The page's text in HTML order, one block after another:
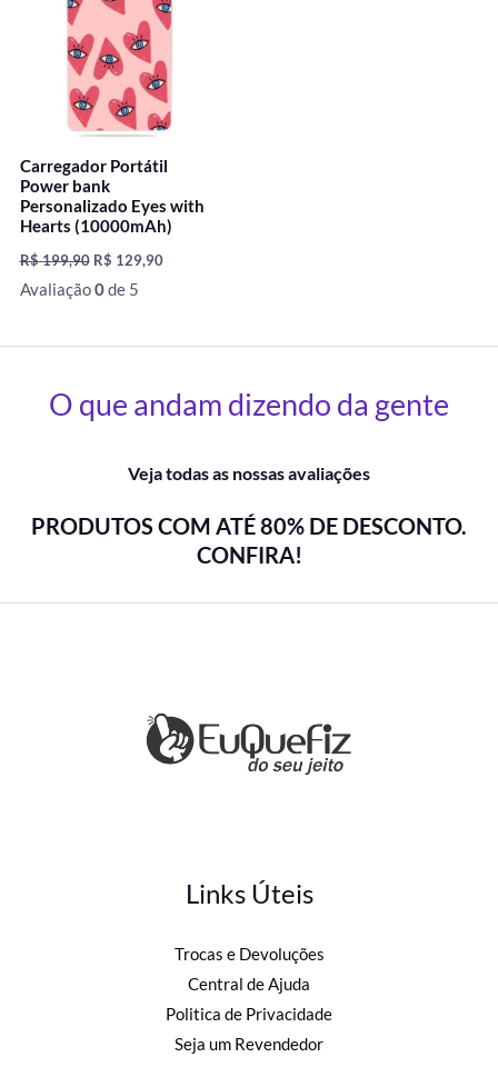
Carregador Portátil
Power bank
Personalizado Eyes with
Hearts (10000mAh)
R$199,90 R$ 129,90
Avaliação0de 5
O que andam dizendo da gente
Veja todas as nossas avaliações
PRODUTOS COM ATÉ 80% DE DESCONTO.
CONFIRA!
Links Úteis
Trocas e Devoluções
Central de Ajuda
Politica de Privacidade
Seja um Revendedor